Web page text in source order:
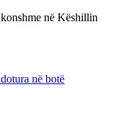
në Këshillin
në botë